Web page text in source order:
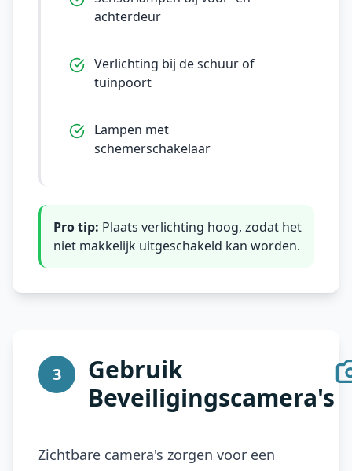
achterdeur
Verlichting bij de schuur of
tuinpoort
Lampen met
schemerschakelaar
Pro tip: Plaats verlichting hoog, zodat het
niet makkelijk uitgeschakeld kan worden.
3
Gebruik
Beveiligingscamera's
Zichtbare camera's zorgen voor een